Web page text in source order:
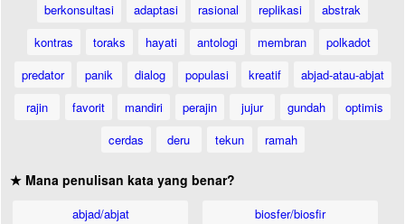
berkonsultasi
adaptasi rasional replikasi
abstrak
kontras
toraks hayati antologi membran
polkadot
predator
panik dialog populasi kreatif
abjad-atau-abjat
rajin
favorit mandiri perajin jujur gundah
optimis
cerdas
deru tekun ramah
★ Mana penulisan kata yang benar?
abjad/abjat
biosfer/biosfir